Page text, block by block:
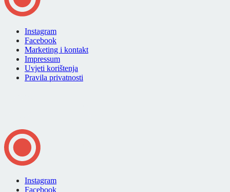
Instagram
Facebook
Marketing i kontakt
Impressum
Uvjeti korištenja
Pravila privatnosti
Instagram
Facebook